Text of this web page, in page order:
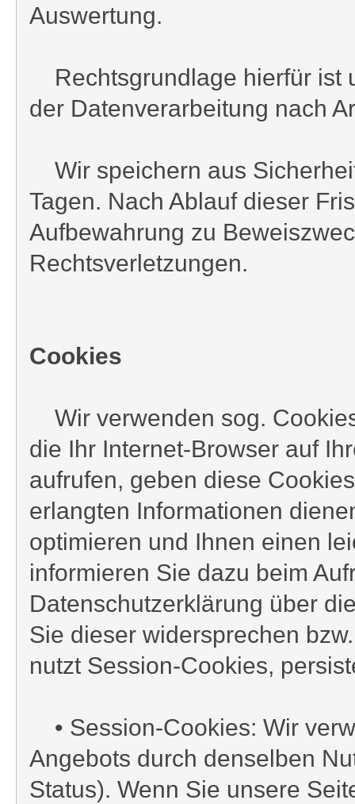
Auswertung.
Rechtsgrundlage hierfür ist
der Datenverarbeitung nach
Wir speichern aus
Tagen. Nach Ablauf dieser
Aufbewahrung zu
Rechtsverletzungen.
Cookies
Wir verwenden sog.
die Ihr Internet-Browser auf
aufrufen, geben diese
erlangten Informationen
optimieren und Ihnen einen
informieren Sie dazu beim
Datenschutzerklärung über
Sie dieser widersprechen
nutzt Session-Cookies,
• Session-Cookies: Wir
Angebots durch denselben
Status). Wenn Sie unsere